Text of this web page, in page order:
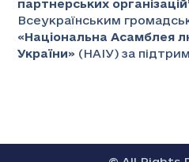
партнерських організацій
Всеукраїнським
«Національна Асамблея
України» (НАІУ) за